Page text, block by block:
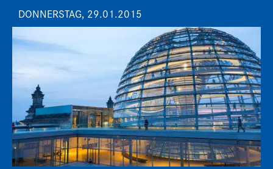
DONNERSTAG, 29.01.2015